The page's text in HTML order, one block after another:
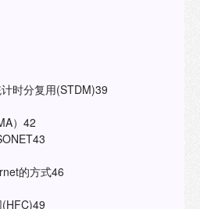
时分复用(STDM)39
）42
的方式46